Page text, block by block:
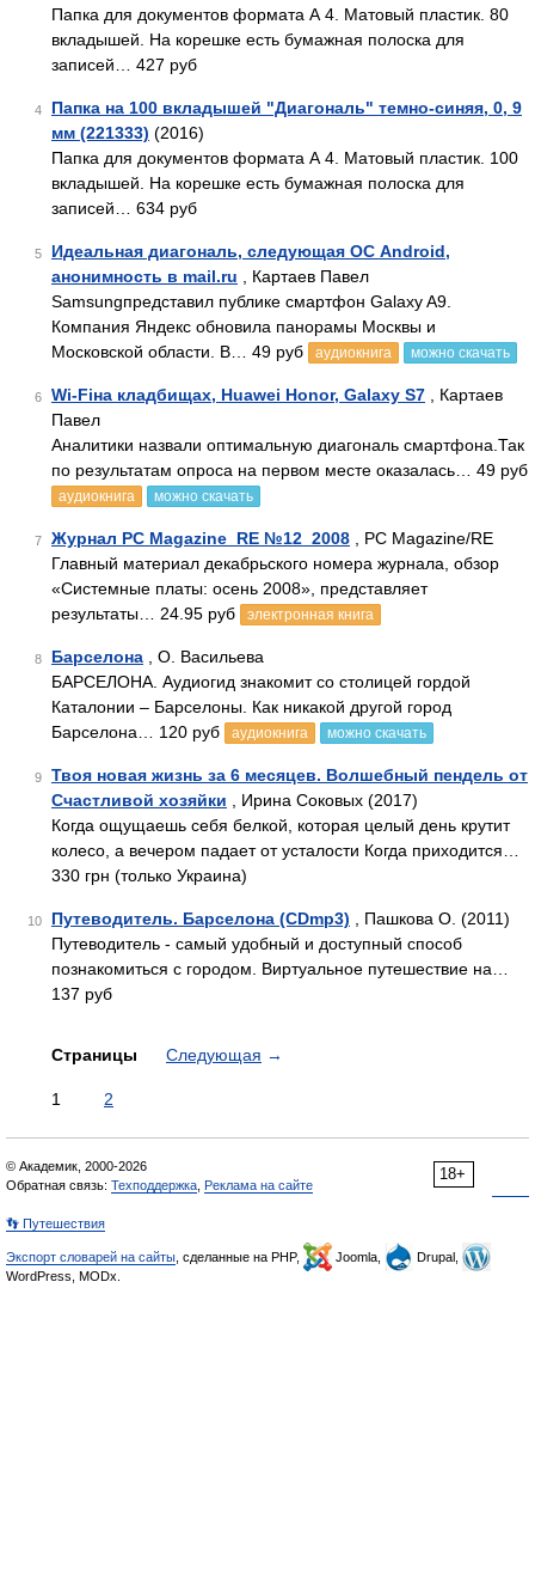
Папка для документов формата А 4. Матовый пластик. 80
вкладышей. На корешке есть бумажная полоска для
записей… 427 руб
4
Папка на 100 вкладышей "Диагональ" темно-синяя, 0, 9
мм (221333) (2016)
Папка для документов формата А 4. Матовый пластик. 100
вкладышей. На корешке есть бумажная полоска для
записей… 634 руб
5
Идеальная диагональ, следующая ОС Android,
анонимность в mail.ru , Картаев Павел
Samsungпредставил публике смартфон Galaxy A9.
Компания Яндекс обновила панорамы Москвы и
Московской области. В… 49 руб
аудиокнига можно скачать
6 Wi-Fiна кладбищах, Huawei Honor, Galaxy S7 , Картаев
Павел
Аналитики назвали оптимальную диагональ смартфона.Так
по результатам опроса на первом месте оказалась… 49 руб
аудиокнига можно скачать
7 Журнал PC Magazine_RE №12_2008 , PC Magazine/RE
Главный материал декабрьского номера журнала, обзор
«Системные платы: осень 2008», представляет
результаты… 24.95 руб
электронная книга
8 Барселона , О. Васильева
БАРСЕЛОНА. Аудиогид знакомит со столицей гордой
Каталонии – Барселоны. Как никакой другой город
Барселона… 120 руб
аудиокнига можно скачать
9
Твоя новая жизнь за 6 месяцев. Волшебный пендель от
Счастливой хозяйки , Ирина Соковых (2017)
Когда ощущаешь себя белкой, которая целый день крутит
колесо, а вечером падает от усталости Когда приходится…
330 грн (только Украина)
10 Путеводитель. Барселона (CDmp3) , Пашкова О. (2011)
Путеводитель - самый удобный и доступный способ
познакомиться с городом. Виртуальное путешествие на…
137 руб
Страницы Следующая →
1 2
18+
© Академик, 2000-2026
Обратная связь: Техподдержка Реклама на сайте
👣 Путешествия
Экспорт словарей на сайты , сделанные на PHP, Joomla,
Drupal,
WordPress, MODx.